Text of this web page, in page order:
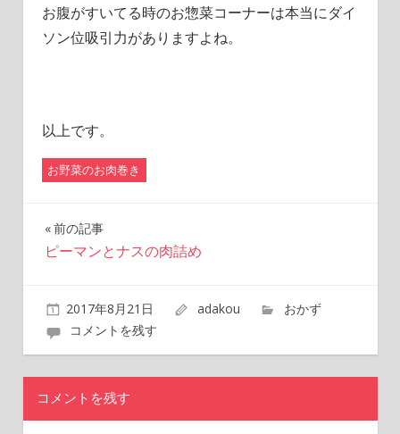
お腹がすいてる時のお惣菜コーナーは本当にダイ
ソン位吸引力がありますよね。
以上です。
お野菜のお肉巻き
投
ナ
ビ
ゲ
ー
前の記事
ピーマンとナスの肉詰め
2017年8月21日 adakou
おかず
コメントを残す
コメントを残す